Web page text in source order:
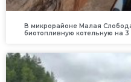
В микрорайоне Малая
биотопливную котельную на